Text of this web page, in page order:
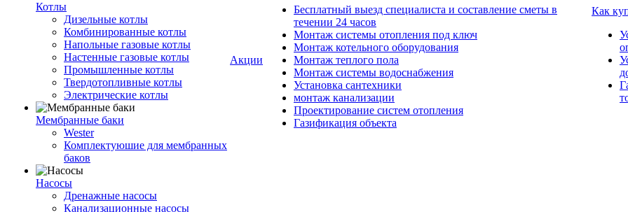
Котлы
Дизельные котлы
Комбинированные котлы
Напольные газовые котлы
Настенные газовые котлы
Промышленные котлы
Твердотопливные котлы
Электрические котлы
Мембранные баки
Wester
Комплектуюшие для мембранных
баков
Насосы
Дренажные насосы
Канализационные насосы
Акции
Бесплатный выезд специалиста и составление сметы в
течении 24 часов
Монтаж системы отопления под ключ
Монтаж котельного оборудования
Монтаж теплого пола
Монтаж системы водоснабжения
Установка сантехники
монтаж канализации
Проектирование систем отопления
Газификация объекта
Как